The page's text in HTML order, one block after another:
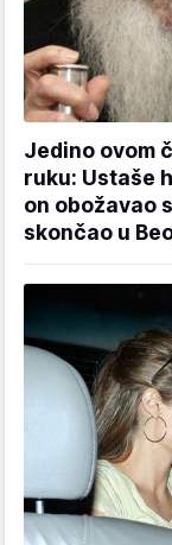
Jedino ovom
ruku: Ustaše
on obožavao
skončao u